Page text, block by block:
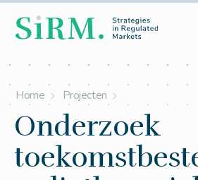
Home Projecten
Onderzoek